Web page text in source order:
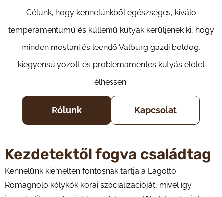
Célunk, hogy kennelünkből egészséges, kiváló
temperamentumú és küllemű kutyák kerüljenek ki, hogy
minden mostani és leendő Valburg gazdi boldog,
kiegyensúlyozott és problémamentes kutyás életet
élhessen.
Rólunk Kapcsolat
Kezdetektől fogva családtag
Kennelünk kiemelten fontosnak tartja a Lagotto
Romagnolo kölykök korai szocializációját, mivel így